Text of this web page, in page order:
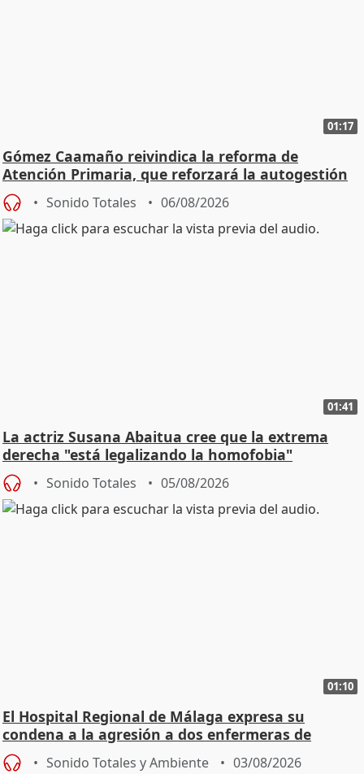
01:17
Gómez Caamaño reivindica la reforma de
Atención Primaria, que reforzará la autogestión
Sonido Totales 06/08/2026
01:41
La actriz Susana Abaitua cree que la extrema
derecha "está legalizando la homofobia"
Sonido Totales 05/08/2026
01:10
El Hospital Regional de Málaga expresa su
condena a la agresión a dos enfermeras de
Urgencias
Sonido Totales y Ambiente 03/08/2026